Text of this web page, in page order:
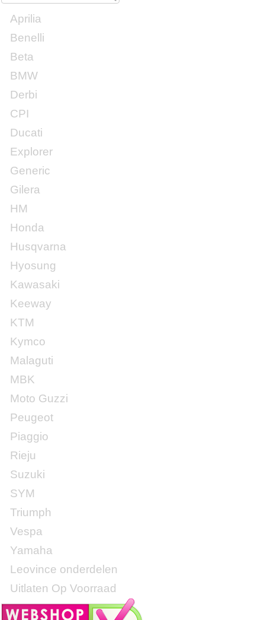
Aprilia
Benelli
Beta
BMW
Derbi
CPI
Ducati
Explorer
Generic
Gilera
HM
Honda
Husqvarna
Hyosung
Kawasaki
Keeway
KTM
Kymco
Malaguti
MBK
Moto Guzzi
Peugeot
Piaggio
Rieju
Suzuki
SYM
Triumph
Vespa
Yamaha
Leovince onderdelen
Uitlaten Op Voorraad